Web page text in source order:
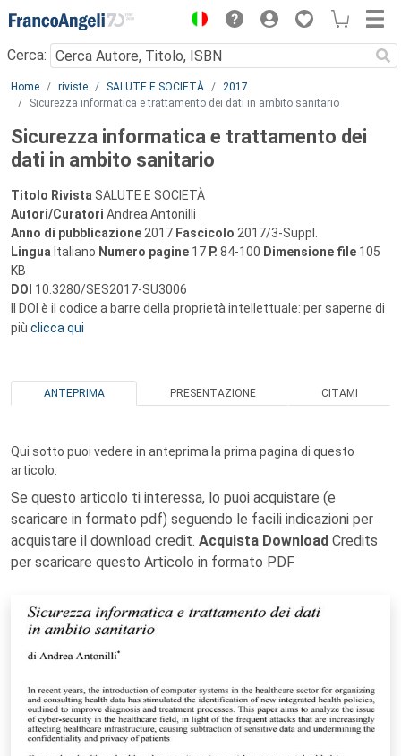
Menu
Cerca:
Main content
Home riviste SALUTE E SOCIETÀ
2017
Sicurezza informatica e trattamento dei dati in ambito sanitario
Sicurezza informatica e trattamento dei
dati in ambito sanitario
Titolo Rivista SALUTE E SOCIETÀ
Autori/Curatori Andrea Antonilli
Anno di pubblicazione 2017 Fascicolo 2017/3-Suppl.
Lingua Italiano Numero pagine 17 P. 84-100 Dimensione file 105
KB
DOI 10.3280/SES2017-SU3006
Il DOI è il codice a barre della proprietà intellettuale: per saperne di
più clicca qui
ANTEPRIMA PRESENTAZIONE CITAMI
Qui sotto puoi vedere in anteprima la prima pagina di questo
articolo.
Se questo articolo ti interessa, lo puoi acquistare (e
scaricare in formato pdf) seguendo le facili indicazioni per
acquistare il download credit. Acquista Download Credits
per scaricare questo Articolo in formato PDF